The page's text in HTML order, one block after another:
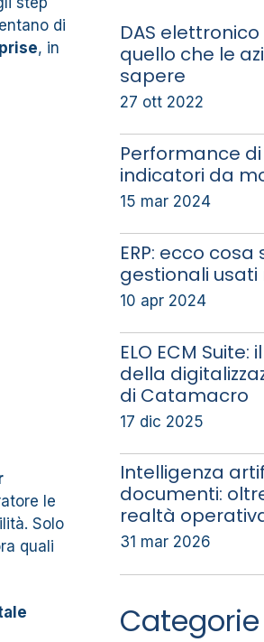
di
, in
le
Solo
quali
DAS
quello che le
sapere
27 ott 2022
Performance
indicatori da
15 mar 2024
ERP: ecco
gestionali
10 apr 2024
ELO ECM
della
di Catamacro
17 dic 2025
Intelligenza
documenti:
realtà
31 mar 2026
Categorie